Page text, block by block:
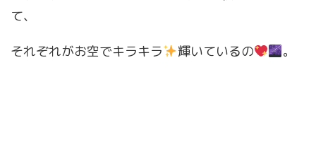
て、
それぞれがお空でキラキラ
輝いているの 。